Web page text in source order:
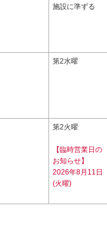
施設に準ずる
第2水曜
第2火曜
【臨時営業日の
お知らせ】
2026年8月11日
(火曜)